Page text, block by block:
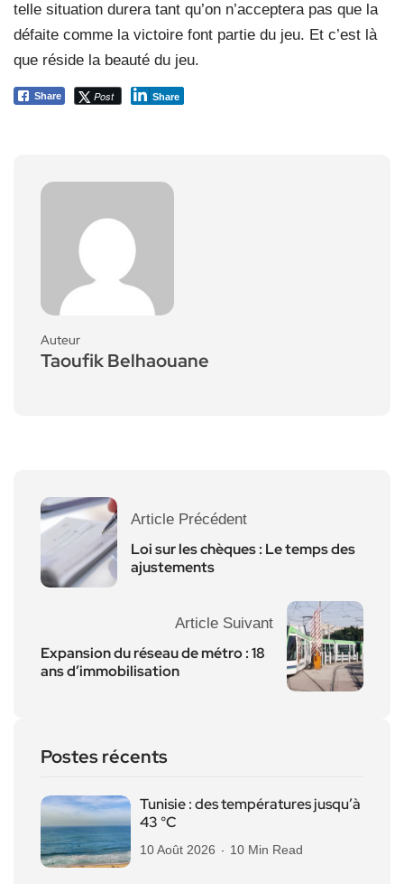
telle situation durera tant qu’on n’acceptera pas que la
défaite comme la victoire font partie du jeu. Et c’est là
que réside la beauté du jeu.
Share Post Share
Auteur
Taoufik Belhaouane
Article Précédent
Loi sur les chèques : Le temps des
ajustements
Article Suivant
Expansion du réseau de métro : 18
ans d’immobilisation
Postes récents
Tunisie : des températures jusqu’à
43 °C
10 Août 2026 10 Min Read